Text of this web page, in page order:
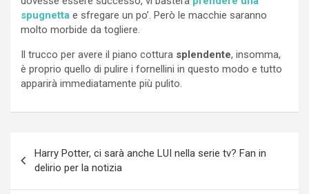
spugnetta e sfregare un po’. Però le macchie saranno
molto morbide da togliere.
Il trucco per avere il piano cottura splendente, insomma,
è proprio quello di pulire i fornellini in questo modo e tutto
apparirà immediatamente più pulito.
articoli
Harry Potter, ci sarà anche LUI nella serie tv? Fan in
delirio per la notizia